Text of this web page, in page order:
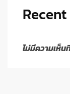
ไม่มีความเห็น